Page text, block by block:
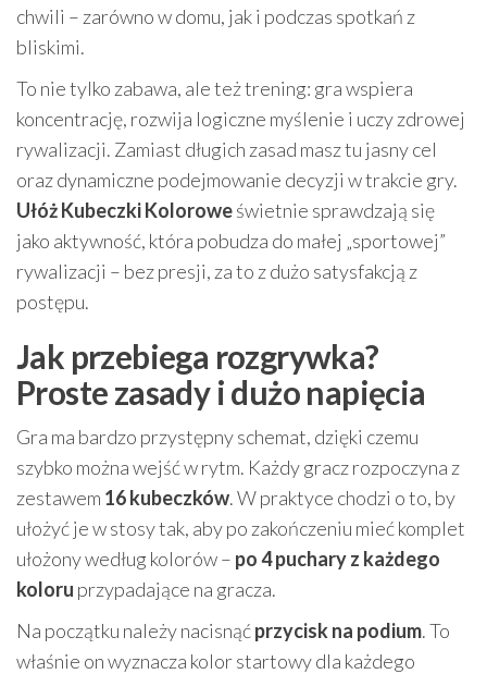
chwili – zarówno w domu, jak i podczas spotkań z
bliskimi.
To nie tylko zabawa, ale też trening: gra wspiera
koncentrację, rozwija logiczne myślenie i uczy zdrowej
rywalizacji. Zamiast długich zasad masz tu jasny cel
oraz dynamiczne podejmowanie decyzji w trakcie gry.
Ułóż Kubeczki Koloroweświetnie sprawdzają się
jako aktywność, która pobudza do małej „sportowej”
rywalizacji – bez presji, za to z dużo satysfakcją z
postępu.
Jak przebiega rozgrywka?
Proste zasady i dużo napięcia
Gra ma bardzo przystępny schemat, dzięki czemu
szybko można wejść w rytm. Każdy gracz rozpoczyna z
zestawem 16 kubeczków. W praktyce chodzi o to, by
ułożyć je w stosy tak, aby po zakończeniu mieć komplet
ułożony według kolorów – po 4 puchary z każdego
koloru przypadające na gracza.
Na początku należy nacisnąćprzycisk na podium. To
właśnie on wyznacza kolor startowy dla każdego